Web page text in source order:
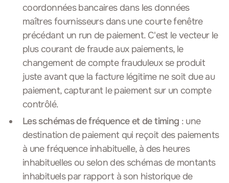
coordonnées bancaires dans les données
maîtres fournisseurs dans une courte fenêtre
précédant un run de paiement. C'est le vecteur le
plus courant de fraude aux paiements, le
changement de compte frauduleux se produit
juste avant que la facture légitime ne soit due au
paiement, capturant le paiement sur un compte
contrôlé.
Les schémas de fréquence et de timing : une
destination de paiement qui reçoit des paiements
à une fréquence inhabituelle, à des heures
inhabituelles ou selon des schémas de montants
inhabituels par rapport à son historique de